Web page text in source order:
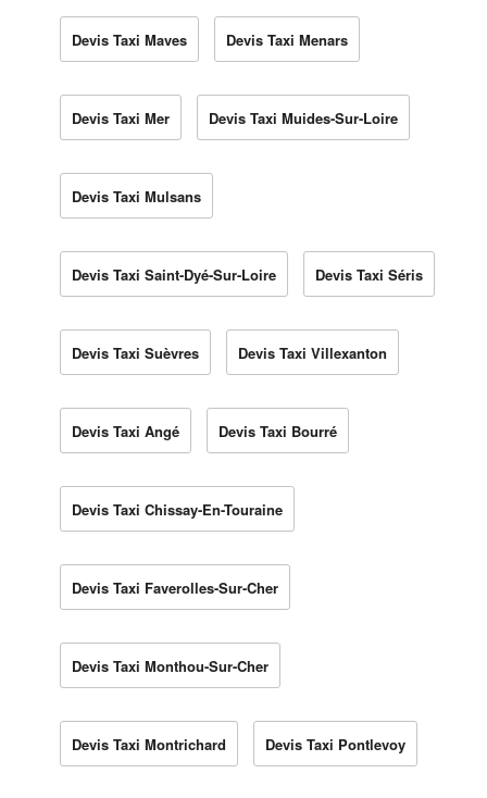
Devis Taxi Maves Devis Taxi Menars
Devis Taxi Mer Devis Taxi Muides-Sur-Loire
Devis Taxi Mulsans
Devis Taxi Saint-Dyé-Sur-Loire Devis Taxi Séris
Devis Taxi Suèvres Devis Taxi Villexanton
Devis Taxi Angé Devis Taxi Bourré
Devis Taxi Chissay-En-Touraine
Devis Taxi Faverolles-Sur-Cher
Devis Taxi Monthou-Sur-Cher
Devis Taxi Montrichard Devis Taxi Pontlevoy